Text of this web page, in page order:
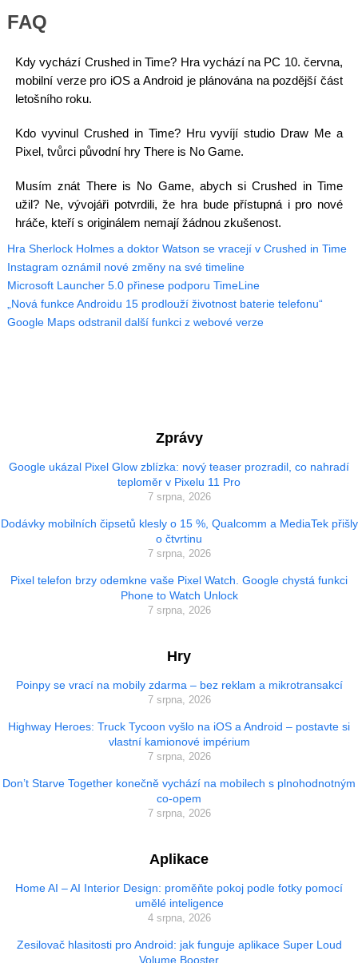
FAQ
Kdy vychází Crushed in Time? Hra vychází na PC 10. června,
mobilní verze pro iOS a Android je plánována na pozdější část
letošního roku.
Kdo vyvinul Crushed in Time? Hru vyvíjí studio Draw Me a
Pixel, tvůrci původní hry There is No Game.
Musím znát There is No Game, abych si Crushed in Time
užil? Ne, vývojáři potvrdili, že hra bude přístupná i pro nové
hráče, kteří s originálem nemají žádnou zkušenost.
Hra Sherlock Holmes a doktor Watson se vracejí v Crushed in Time
Instagram oznámil nové změny na své timeline
Microsoft Launcher 5.0 přinese podporu TimeLine
„Nová funkce Androidu 15 prodlouží životnost baterie telefonu“
Google Maps odstranil další funkci z webové verze
Zprávy
Google ukázal Pixel Glow zblízka: nový teaser prozradil, co nahradí
teploměr v Pixelu 11 Pro
7 srpna, 2026
Dodávky mobilních čipsetů klesly o 15 %, Qualcomm a MediaTek přišly
o čtvrtinu
7 srpna, 2026
Pixel telefon brzy odemkne vaše Pixel Watch. Google chystá funkci
Phone to Watch Unlock
7 srpna, 2026
Hry
Poinpy se vrací na mobily zdarma – bez reklam a mikrotransakcí
7 srpna, 2026
Highway Heroes: Truck Tycoon vyšlo na iOS a Android – postavte si
vlastní kamionové impérium
7 srpna, 2026
Don’t Starve Together konečně vychází na mobilech s plnohodnotným
co-opem
7 srpna, 2026
Aplikace
Home AI – AI Interior Design: proměňte pokoj podle fotky pomocí
umělé inteligence
4 srpna, 2026
Zesilovač hlasitosti pro Android: jak funguje aplikace Super Loud
Volume Booster